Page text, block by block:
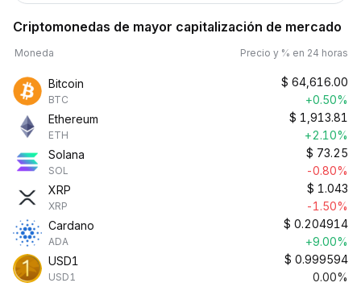
Criptomonedas de mayor capitalización de mercado
Moneda Precio y % en 24 horas
Bitcoin
BTC
$ 64,616.00
+0.50%
Ethereum
ETH
$ 1,913.81
+2.10%
Solana
SOL
$ 73.25
-0.80%
XRP
XRP
$ 1.043
-1.50%
Cardano
ADA
$ 0.204914
+9.00%
USD1
USD1
$ 0.999594
0.00%